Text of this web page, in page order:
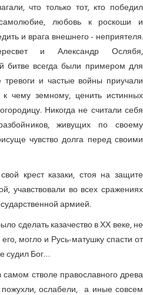
что только тот, кто победил
любовь к роскоши и
и врага внешнего - неприятеля.
и Александр Ослябя,
битве всегда были примером для
тревоги и частые войны приучали
к чему земному, ценить истинных
Никогда не считали себя
живущих по своему
чувство долга перед своими
крест казаки, стоя на защите
учавствовали во всех сражениях
армией.
сделать казачество в ХХ веке, не
могло и Русь-матушку спасти от
судил Бог…
стволе православного древа
ослабели, а иные совсем